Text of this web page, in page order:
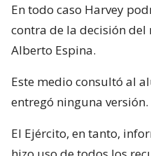
En todo caso Harvey
contra de la decisión del
Alberto Espina.
Este medio consultó al
entregó ninguna versión.
El Ejército, en tanto,